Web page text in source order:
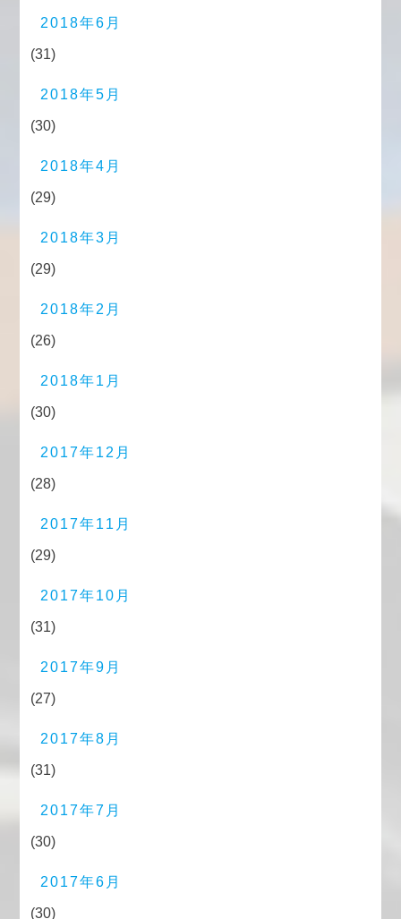
2018年6月
(31)
2018年5月
(30)
2018年4月
(29)
2018年3月
(29)
2018年2月
(26)
2018年1月
(30)
2017年12月
(28)
2017年11月
(29)
2017年10月
(31)
2017年9月
(27)
2017年8月
(31)
2017年7月
(30)
2017年6月
(30)